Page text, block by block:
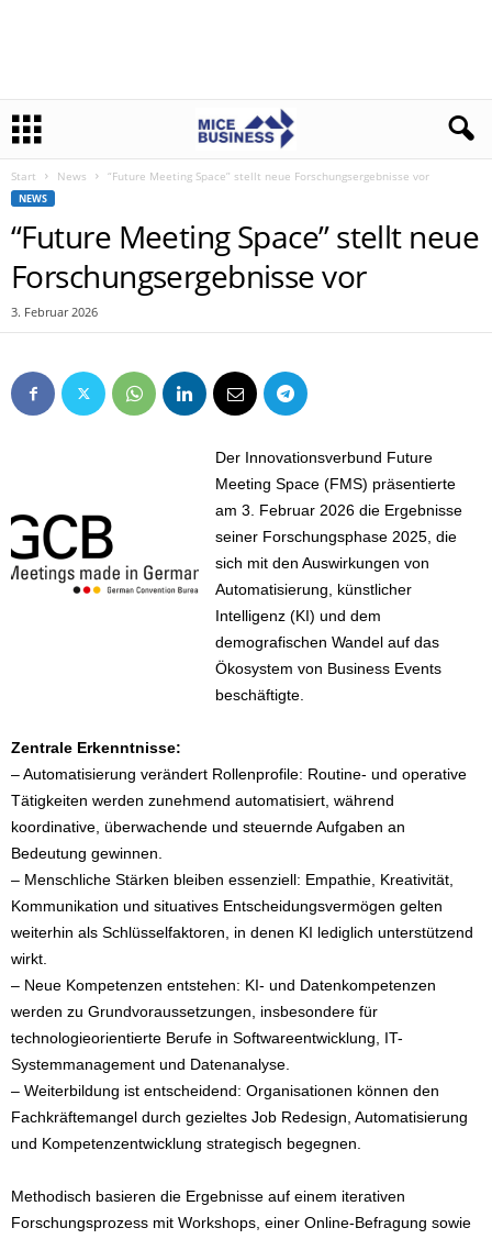
Start News “Future Meeting Space” stellt neue Forschungsergebnisse vor
NEWS
“Future Meeting Space” stellt neue
Forschungsergebnisse vor
3. Februar 2026
Der Innovationsverbund Future
Meeting Space (FMS) präsentierte
am 3. Februar 2026 die Ergebnisse
seiner Forschungsphase 2025, die
sich mit den Auswirkungen von
Automatisierung, künstlicher
Intelligenz (KI) und dem
demografischen Wandel auf das
Ökosystem von Business Events
beschäftigte.
Zentrale Erkenntnisse:
– Automatisierung verändert Rollenprofile: Routine- und operative
Tätigkeiten werden zunehmend automatisiert, während
koordinative, überwachende und steuernde Aufgaben an
Bedeutung gewinnen.
– Menschliche Stärken bleiben essenziell: Empathie, Kreativität,
Kommunikation und situatives Entscheidungsvermögen gelten
weiterhin als Schlüsselfaktoren, in denen KI lediglich unterstützend
wirkt.
– Neue Kompetenzen entstehen: KI- und Datenkompetenzen
werden zu Grundvoraussetzungen, insbesondere für
technologieorientierte Berufe in Softwareentwicklung, IT-
Systemmanagement und Datenanalyse.
– Weiterbildung ist entscheidend: Organisationen können den
Fachkräftemangel durch gezieltes Job Redesign, Automatisierung
und Kompetenzentwicklung strategisch begegnen.
Methodisch basieren die Ergebnisse auf einem iterativen
Forschungsprozess mit Workshops, einer Online-Befragung sowie